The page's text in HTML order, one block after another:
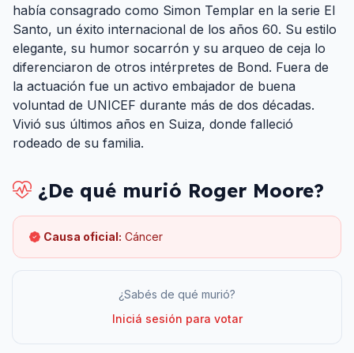
había consagrado como Simon Templar en la serie El
Santo, un éxito internacional de los años 60. Su estilo
elegante, su humor socarrón y su arqueo de ceja lo
diferenciaron de otros intérpretes de Bond. Fuera de
la actuación fue un activo embajador de buena
voluntad de UNICEF durante más de dos décadas.
Vivió sus últimos años en Suiza, donde falleció
rodeado de su familia.
¿De qué murió Roger Moore?
Causa oficial: Cáncer
¿Sabés de qué murió?
Iniciá sesión para votar